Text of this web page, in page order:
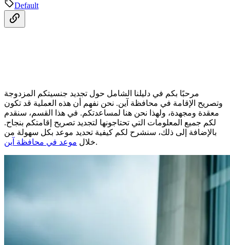
Default
مرحبًا بكم في دليلنا الشامل حول تجديد جنسيتكم المزدوجة
وتصريح الإقامة في محافظة آين. نحن نفهم أن هذه العملية قد تكون
معقدة ومجهدة، ولهذا نحن هنا لمساعدتكم. في هذا القسم، سنقدم
لكم جميع المعلومات التي تحتاجونها لتجديد تصريح إقامتكم بنجاح.
بالإضافة إلى ذلك، سنشرح لكم كيفية تحديد موعد بكل سهولة من
خلال موعد في محافظة آين .